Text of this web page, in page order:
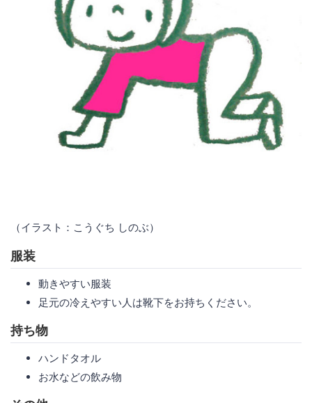
（イラスト：こうぐち しのぶ）
服装
動きやすい服装
足元の冷えやすい人は靴下をお持ちください。
持ち物
ハンドタオル
お水などの飲み物